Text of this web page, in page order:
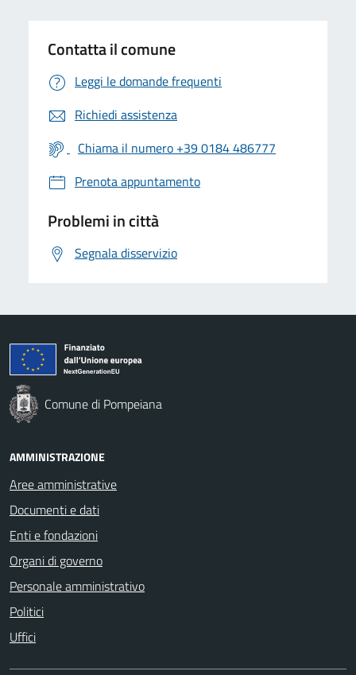
Contatta il comune
Leggi le domande frequenti
Richiedi assistenza
Chiama il numero +39 0184 486777
Prenota appuntamento
Problemi in città
Segnala disservizio
Comune di Pompeiana
AMMINISTRAZIONE
Aree amministrative
Documenti e dati
Enti e fondazioni
Organi di governo
Personale amministrativo
Politici
Uffici